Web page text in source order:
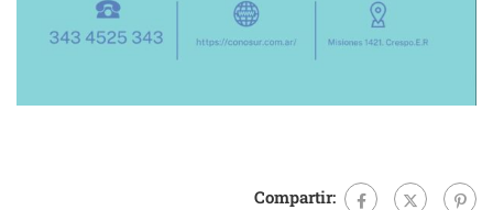
Compartir: